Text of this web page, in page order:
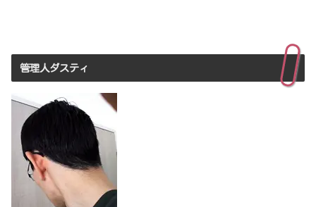
管理人ダスティ